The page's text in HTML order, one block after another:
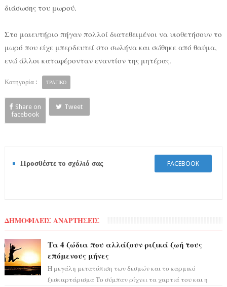
διάσωσης του μωρού.
Στο μαιευτήριο πήγαν πολλοί διατεθειμένοι να υιοθετήσουν το
μωρό που είχε μπερδευτεί στο σωλήνα και σώθηκε από θαύμα,
ενώ άλλοι καταφέρονταν εναντίον της μητέρας.
Κατηγορία : ΤΡΑΓΙΚΟ
Share on
facebook
Tweet
Προσθέστε το σχόλιό σας FACEBOOK
ΔΗΜΟΦΙΛΕΙΣ ΑΝΑΡΤΗΣΕΙΣ
Τα 4 ζώδια που αλλάζουν ριζικά ζωή τους
επόμενους μήνες
Η μεγάλη μετατόπιση των δεσμών και το καρμικό
ξεσκαρτάρισμα Το σύμπαν ρίχνει τα χαρτιά του και η